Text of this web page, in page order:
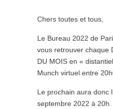
Chers toutes et tous,
Le Bureau 2022 de
vous retrouver chaque
DU MOIS en «
Munch virtuel entre
Le prochain aura donc
septembre 2022 à 20h.